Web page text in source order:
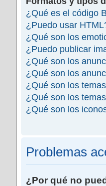
¿Qué es el código
¿Puedo usar
¿Qué son los
¿Puedo publicar
¿Qué son los
¿Qué son los
¿Qué son los
¿Qué son los
¿Qué son los
Problemas
¿Por qué no